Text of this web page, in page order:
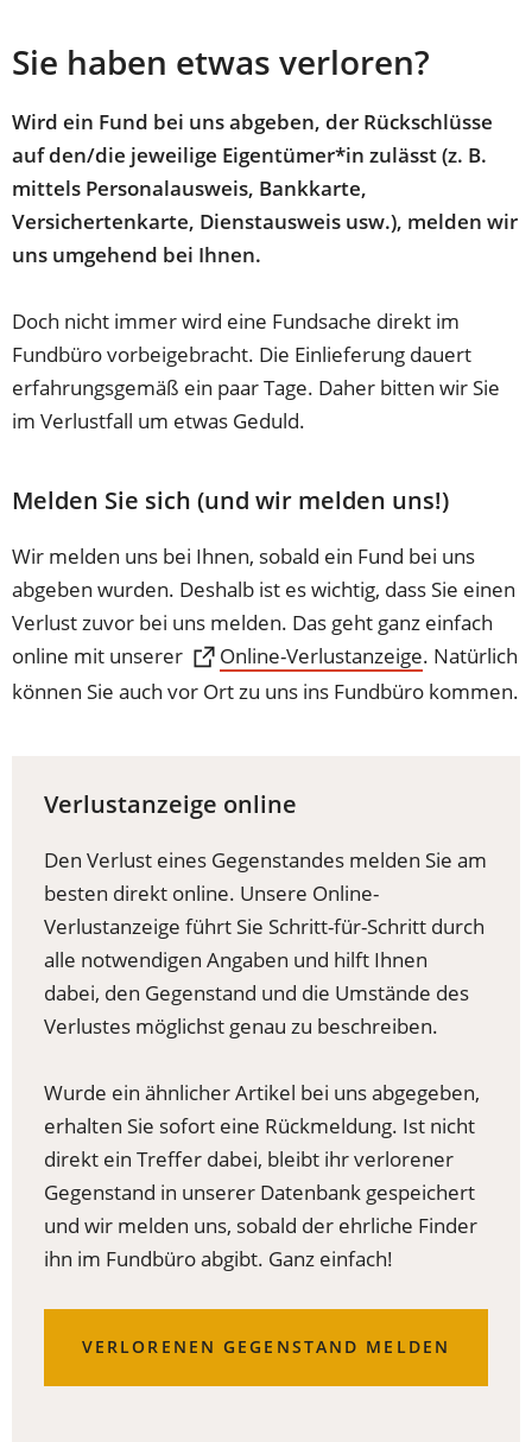
Sie haben etwas verloren?
Wird ein Fund bei uns abgeben, der Rückschlüsse
auf den/die jeweilige Eigentümer*in zulässt (z. B.
mittels Personalausweis, Bankkarte,
Versichertenkarte, Dienstausweis usw.), melden wir
uns umgehend bei Ihnen.
Doch nicht immer wird eine Fundsache direkt im
Fundbüro vorbeigebracht. Die Einlieferung dauert
erfahrungsgemäß ein paar Tage. Daher bitten wir Sie
im Verlustfall um etwas Geduld.
Melden Sie sich (und wir melden uns!)
Wir melden uns bei Ihnen, sobald ein Fund bei uns
abgeben wurden. Deshalb ist es wichtig, dass Sie einen
Verlust zuvor bei uns melden. Das geht ganz einfach
online mit unserer
Online-Verlustanzeige
(Öffnet
in
. Natürlich
können Sie auch vor Ort zu uns ins Fundbüro kommen.
Verlustanzeige online
Den Verlust eines Gegenstandes melden Sie am
besten direkt online. Unsere Online-
Verlustanzeige führt Sie Schritt-für-Schritt durch
alle notwendigen Angaben und hilft Ihnen
dabei, den Gegenstand und die Umstände des
Verlustes möglichst genau zu beschreiben.
Wurde ein ähnlicher Artikel bei uns abgegeben,
erhalten Sie sofort eine Rückmeldung. Ist nicht
direkt ein Treffer dabei, bleibt ihr verlorener
Gegenstand in unserer Datenbank gespeichert
und wir melden uns, sobald der ehrliche Finder
ihn im Fundbüro abgibt. Ganz einfach!
VERLORENEN GEGENSTAND MELDEN
(ÖFFNET
EINEM